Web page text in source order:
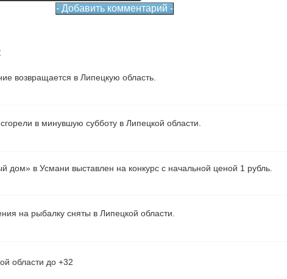
возвращается в Липецкую область.
в минувшую субботу в Липецкой области.
дом» в Усмани выставлен на конкурс с начальной ценой 1 рубль.
на рыбалку сняты в Липецкой области.
области до +32